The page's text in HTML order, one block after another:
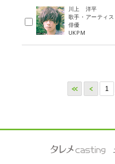
川上 洋平
歌手・アーティス
俳優
UKPM
>